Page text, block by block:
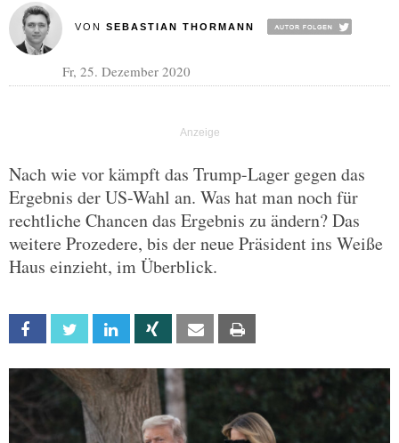
VON SEBASTIAN THORMANN
Fr, 25. Dezember 2020
Nach wie vor kämpft das Trump-Lager gegen das
Ergebnis der US-Wahl an. Was hat man noch für
rechtliche Chancen das Ergebnis zu ändern? Das
weitere Prozedere, bis der neue Präsident ins Weiße
Haus einzieht, im Überblick.
Facebook Twitter Linkedin Xing Email